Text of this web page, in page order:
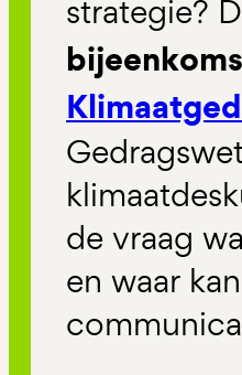
strategie?
de vraag
en waar